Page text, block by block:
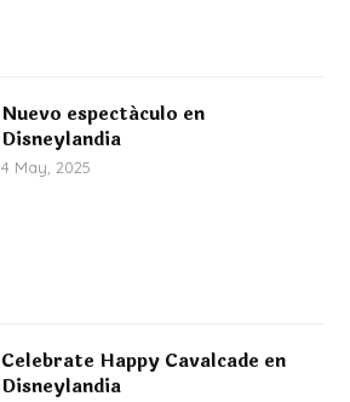
Nuevo espectáculo en
Disneylandia
4 May, 2025
Celebrate Happy Cavalcade en
Disneylandia